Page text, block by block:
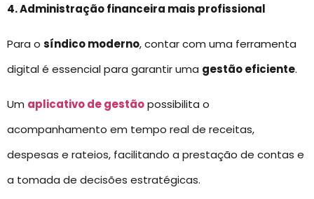
4. Administração financeira mais profissional
Para o síndico moderno, contar com uma ferramenta
digital é essencial para garantir uma gestão eficiente.
Um aplicativo de gestãopossibilita o
acompanhamento em tempo real de receitas,
despesas e rateios, facilitando a prestação de contas e
a tomada de decisões estratégicas.